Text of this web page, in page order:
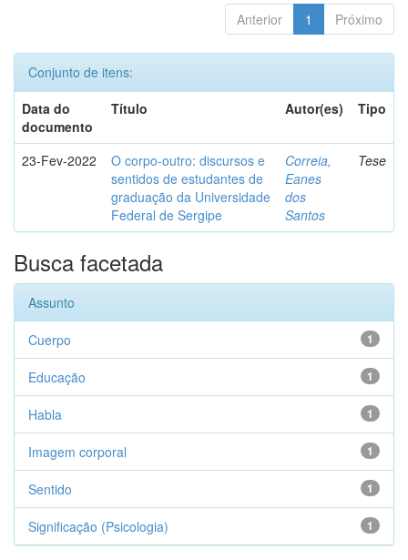
Anterior 1 Próximo
Conjunto de itens:
Data do
documento
Título Autor(es) Tipo
23-Fev-2022
O corpo-outro: discursos e
sentidos de estudantes de
graduação da Universidade
Federal de Sergipe
Correia,
Eanes
dos
Santos
Tese
Busca facetada
Assunto
1
Cuerpo
1
Educação
1
Habla
1
Imagem corporal
1
Sentido
1
Significação (Psicologia)